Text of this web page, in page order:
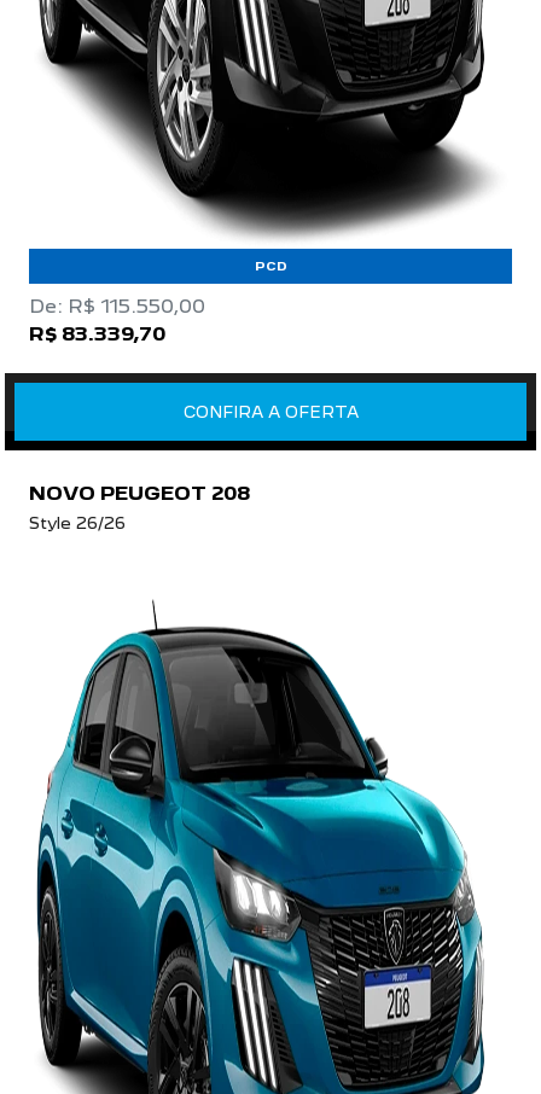
PCD
De: R$ 115.550,00
R$ 83.339,70
CONFIRA A OFERTA
NOVO PEUGEOT 208
Style 26/26